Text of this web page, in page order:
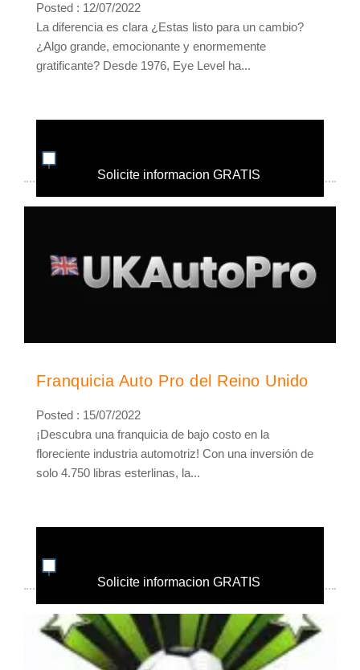
Posted : 12/07/2022
La diferencia es clara ¿Estas listo para un cambio?
¿Algo grande, emocionante y enormemente
gratificante? Desde 1976, Eye Level ha...
Solicite informacion GRATIS
Franquicia Auto Pro del Reino Unido
Posted : 15/07/2022
¡Descubra una franquicia de bajo costo en la
floreciente industria automotriz! Con una inversión de
solo 4.750 libras esterlinas, la...
Solicite informacion GRATIS